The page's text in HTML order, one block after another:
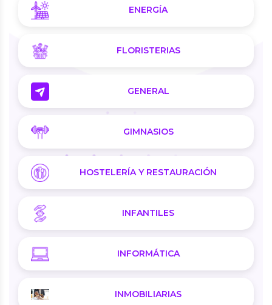
ENERGÍA
FLORISTERIAS
GENERAL
GIMNASIOS
HOSTELERÍA Y RESTAURACIÓN
INFANTILES
INFORMÁTICA
INMOBILIARIAS